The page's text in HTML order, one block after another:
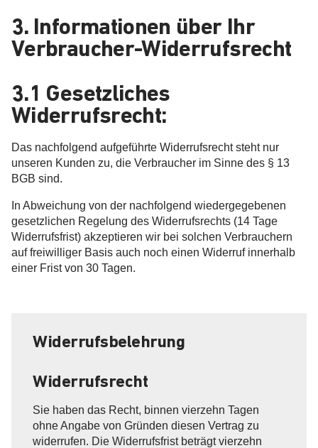
3. Informationen über Ihr
Verbraucher-Widerrufsrecht
3.1 Gesetzliches
Widerrufsrecht:
Das nachfolgend aufgeführte Widerrufsrecht steht nur
unseren Kunden zu, die Verbraucher im Sinne des § 13
BGB sind.
In Abweichung von der nachfolgend wiedergegebenen
gesetzlichen Regelung des Widerrufsrechts (14 Tage
Widerrufsfrist) akzeptieren wir bei solchen Verbrauchern
auf freiwilliger Basis auch noch einen Widerruf innerhalb
einer Frist von 30 Tagen.
Widerrufsbelehrung
Widerrufsrecht
Sie haben das Recht, binnen vierzehn Tagen
ohne Angabe von Gründen diesen Vertrag zu
widerrufen. Die Widerrufsfrist beträgt vierzehn